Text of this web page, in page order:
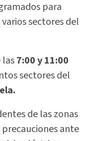
para
varios sectores del
las7:00 y 11:00
sectores del
de las zonas
ante